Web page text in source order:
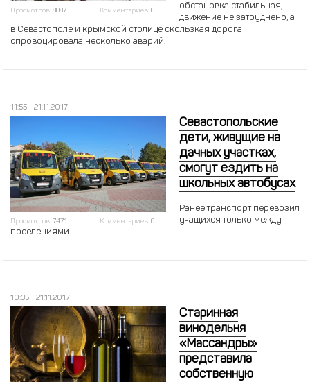
Просмотров: 8087 Комментариев: 0
обстановка стабильная,
движение не затруднено, а
в Севастополе и крымской столице скользкая дорога
спровоцировала несколько аварий.
11:55 21.11.2017
Просмотров: 7471 Комментариев: 0
Севастопольские
дети, живущие на
дачных участках,
смогут ездить на
школьных автобусах
Ранее транспорт перевозил
учащихся только между
поселениями.
10:35 21.11.2017
Старинная
винодельня
«Массандры»
представила
собственную